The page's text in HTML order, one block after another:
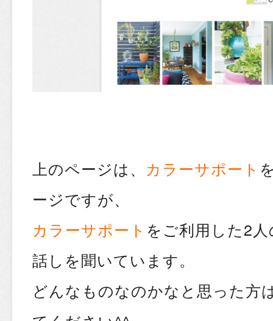
上のページは、 カラーサポート
ージですが、
カラーサポート をご利用した2
話しを聞いています。
どんなものなのかなと思った方